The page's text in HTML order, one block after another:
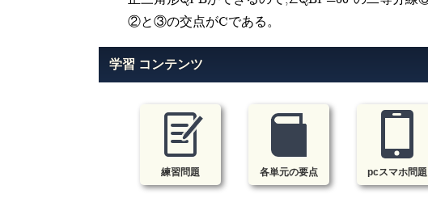
②と③の交点がCである。
学習 コンテンツ
練習問題 各単元の要点 pcスマホ問題